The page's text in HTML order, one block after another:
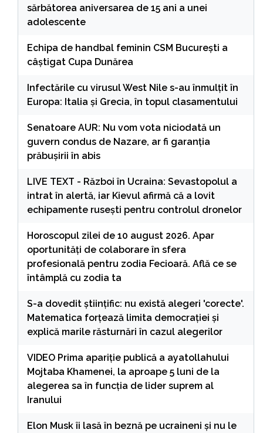
sărbătorea aniversarea de 15 ani a unei
adolescente
Echipa de handbal feminin CSM Bucureşti a
câştigat Cupa Dunărea
Infectările cu virusul West Nile s-au înmulțit în
Europa: Italia și Grecia, în topul clasamentului
Senatoare AUR: Nu vom vota niciodată un
guvern condus de Nazare, ar fi garanția
prăbușirii în abis
LIVE TEXT - Război în Ucraina: Sevastopolul a
intrat în alertă, iar Kievul afirmă că a lovit
echipamente rusești pentru controlul dronelor
Horoscopul zilei de 10 august 2026. Apar
oportunități de colaborare în sfera
profesională pentru zodia Fecioară. Află ce se
întâmplă cu zodia ta
S-a dovedit științific: nu există alegeri 'corecte'.
Matematica forțează limita democrației și
explică marile răsturnări în cazul alegerilor
VIDEO Prima apariție publică a ayatollahului
Mojtaba Khamenei, la aproape 5 luni de la
alegerea sa în funcția de lider suprem al
Iranului
Elon Musk îi lasă în beznă pe ucraineni și nu le